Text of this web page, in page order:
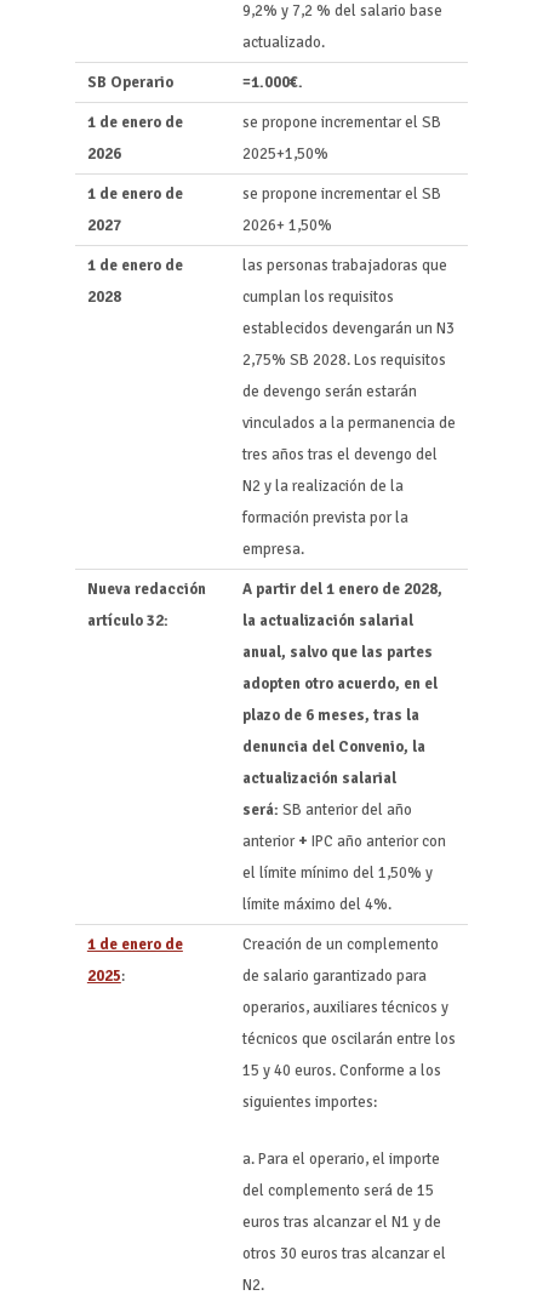
9,2% y 7,2 % del salario base
actualizado.
SB Operario =1.000€.
1 de enero de
2026
se propone incrementar el SB
2025+1,50%
1 de enero de
2027
se propone incrementar el SB
2026+ 1,50%
1 de enero de
2028
las personas trabajadoras que
cumplan los requisitos
establecidos devengarán un N3
2,75% SB 2028. Los requisitos
de devengo serán estarán
vinculados a la permanencia de
tres años tras el devengo del
N2 y la realización de la
formación prevista por la
empresa.
Nueva redacción
artículo 32:
A partir del 1 enero de 2028,
la actualización salarial
anual, salvo que las partes
adopten otro acuerdo, en el
plazo de 6 meses, tras la
denuncia del Convenio, la
actualización salarial
será: SB anterior del año
anterior+ IPC año anterior con
el límite mínimo del 1,50% y
límite máximo del 4%.
1 de enero de
2025:
Creación de un complemento
de salario garantizado para
operarios, auxiliares técnicos y
técnicos que oscilarán entre los
15 y 40 euros. Conforme a los
siguientes importes:
a. Para el operario, el importe
del complemento será de 15
euros tras alcanzar el N1 y de
otros 30 euros tras alcanzar el
N2.